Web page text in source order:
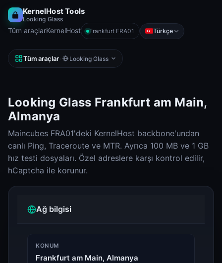
KernelHost Tools
Looking Glass
Tüm araçlarKernelHost Frankfurt FRA01 Türkçe
Tüm araçlar · Looking Glass
Looking Glass Frankfurt am Main,
Almanya
Maincubes FRA01'deki KernelHost backbone'undan
canlı Ping, Traceroute ve MTR. Ayrıca 100 MB ve 1 GB
hız testi dosyaları. Özel adreslere karşı kontrol edilir,
hCaptcha ile korunur.
Ağ bilgisi
KONUM
Frankfurt am Main, Almanya